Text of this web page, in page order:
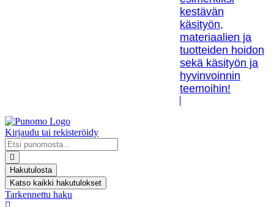
kestävän
käsityön,
materiaalien ja
tuotteiden hoidon
sekä käsityön ja
hyvinvoinnin
teemoihin!
Kirjaudu tai rekisteröidy
Search
...
Hakutulosta
Katso kaikki hakutulokset
Tarkennettu haku